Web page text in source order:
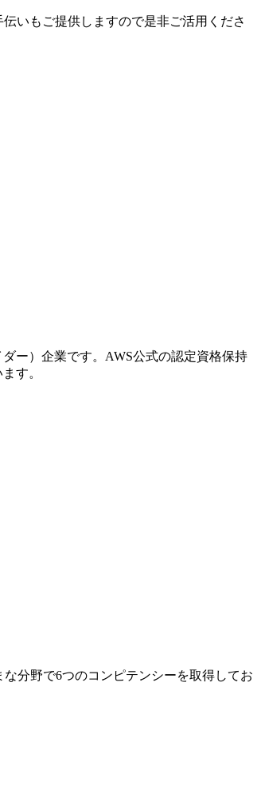
いもご提供しますので是非ご活用くださ
ー）企業です。AWS公式の認定資格保持
す。
分野で6つのコンピテンシーを取得してお